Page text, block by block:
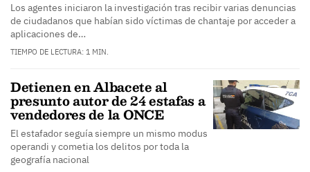
Los agentes iniciaron la investigación tras recibir varias denuncias
de ciudadanos que habían sido víctimas de chantaje por acceder a
aplicaciones de…
TIEMPO DE LECTURA: 1 MIN.
Detienen en Albacete al
presunto autor de 24 estafas a
vendedores de la ONCE
El estafador seguía siempre un mismo modus
operandi y cometia los delitos por toda la
geografía nacional